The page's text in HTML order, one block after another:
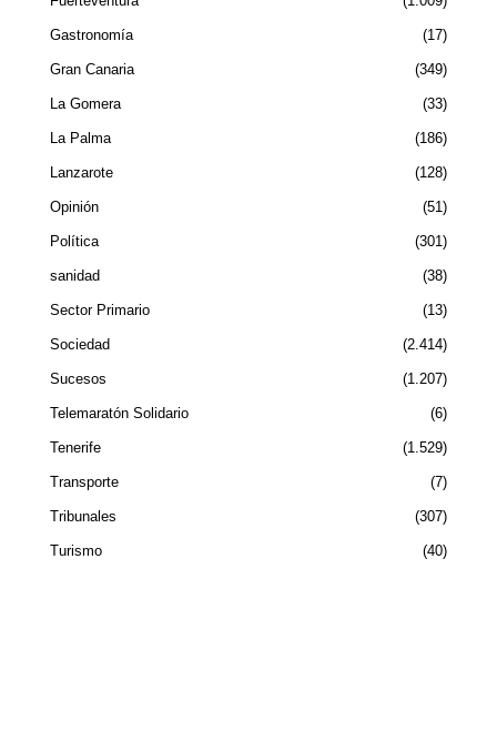
Gastronomía 17
Gran Canaria 349
La Gomera 33
La Palma 186
Lanzarote 128
Opinión 51
Política 301
sanidad 38
Sector Primario 13
Sociedad 2.414
Sucesos 1.207
Telemaratón Solidario 6
Tenerife 1.529
Transporte 7
Tribunales 307
Turismo 40